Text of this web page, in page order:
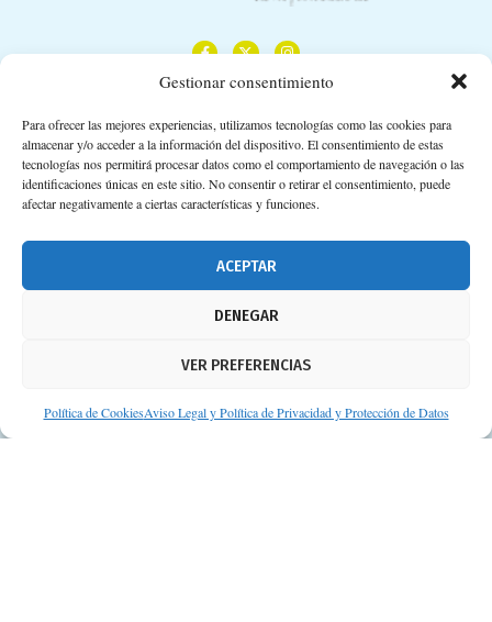
Gestionar consentimiento
Para ofrecer las mejores experiencias, utilizamos tecnologías como las cookies para
almacenar y/o acceder a la información del dispositivo. El consentimiento de estas
tecnologías nos permitirá procesar datos como el comportamiento de navegación o las
identificaciones únicas en este sitio. No consentir o retirar el consentimiento, puede
afectar negativamente a ciertas características y funciones.
ACEPTAR
DENEGAR
VER PREFERENCIAS
Política de CookiesAviso Legal y Política de Privacidad y Protección de Datos
Calle Camino de los Descubrimientos, 11,
Planta 3ª 41092 – Sevilla
674 02 62 03
Aviso legal
Protección de datos personales
Suscripción a Newsletter